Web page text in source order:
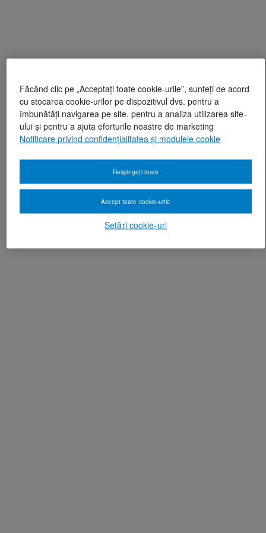
Făcând clic pe „Acceptați toate cookie-urile”, sunteți de acord
cu stocarea cookie-urilor pe dispozitivul dvs. pentru a
îmbunătăți navigarea pe site, pentru a analiza utilizarea site-
ului și pentru a ajuta eforturile noastre de marketing
Notificare privind confidențialitatea și modulele cookie
Setări cookie-uri
Respingeți toate
Accept toate cookie-urile